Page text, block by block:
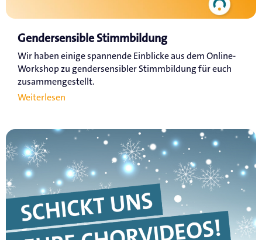
Gendersensible Stimmbildung
Wir haben einige spannende Einblicke aus dem Online-
Workshop zu gendersensibler Stimmbildung für euch
zusammengestellt.
Weiterlesen